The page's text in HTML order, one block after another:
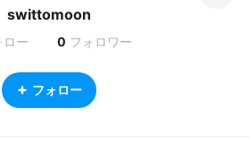
swittomoon
ロー 0 フォロワー
フォロー